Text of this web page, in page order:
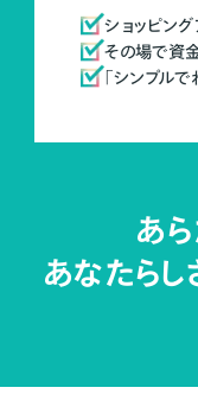
ショッピング
その場で資
「シンプル
あ
あなたらし